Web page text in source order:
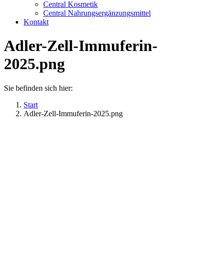
Central Kosmetik
Central Nahrungsergänzungsmittel
Kontakt
Adler-Zell-Immuferin-
2025.png
Sie befinden sich hier:
Start
Adler-Zell-Immuferin-2025.png